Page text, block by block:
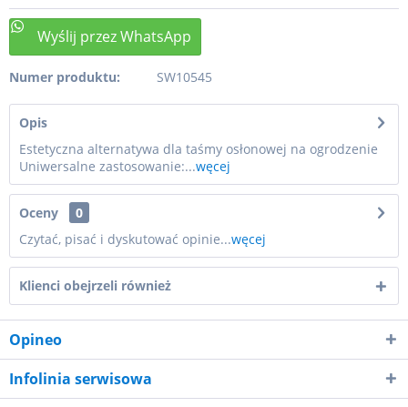
Numer produktu: SW10545
Opis
Estetyczna alternatywa dla taśmy osłonowej na ogrodzenie
Uniwersalne zastosowanie:...węcej
Oceny
0
Czytać, pisać i dyskutować opinie...węcej
Klienci obejrzeli również
Opineo
Infolinia serwisowa